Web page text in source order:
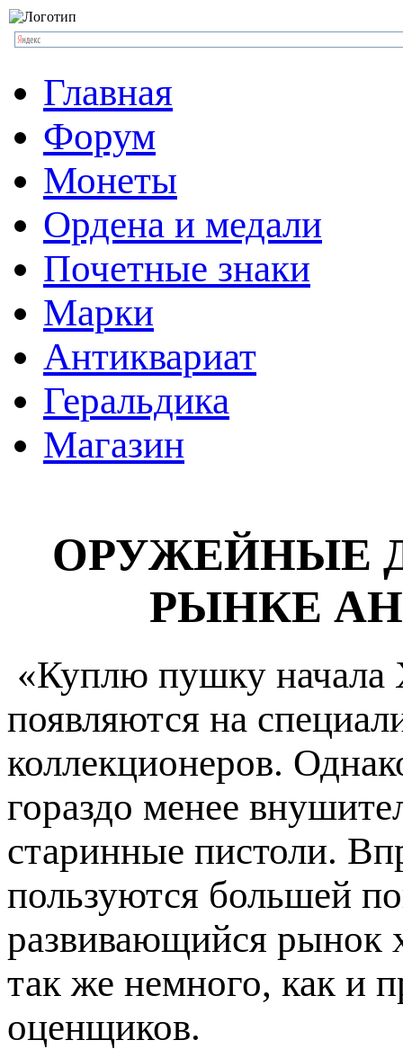
Главная
Форум
Монеты
Ордена и медали
Почетные знаки
Марки
Антиквариат
Геральдика
Магазин
ОРУЖЕЙНЫЕ
РЫНКЕ
«Куплю пушку начала
появляются на
коллекционеров.
гораздо менее
старинные пистоли.
пользуются большей
развивающийся рынок
так же немного, как и
оценщиков.